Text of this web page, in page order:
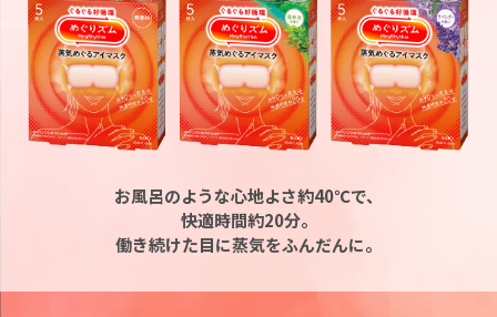
お風呂のような心地よさ約40℃で、
快適時間約20分。
働き続けた目に蒸気をふんだんに。